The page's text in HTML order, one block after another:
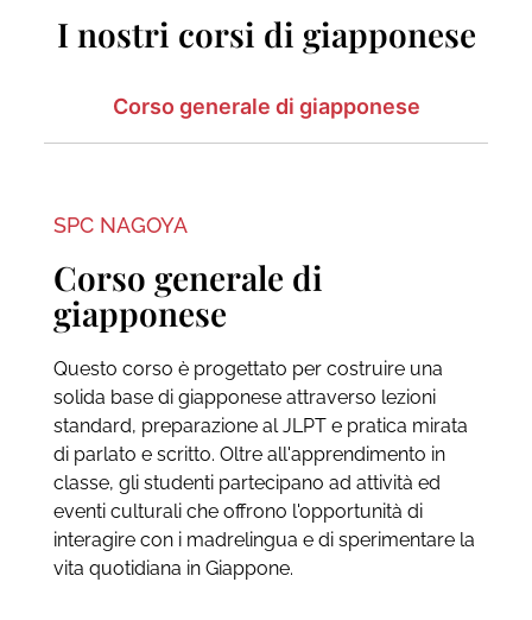
I nostri corsi di giapponese
Corso generale di giapponese
SPC NAGOYA
Corso generale di
giapponese
Questo corso è progettato per costruire una
solida base di giapponese attraverso lezioni
standard, preparazione al JLPT e pratica mirata
di parlato e scritto. Oltre all'apprendimento in
classe, gli studenti partecipano ad attività ed
eventi culturali che offrono l'opportunità di
interagire con i madrelingua e di sperimentare la
vita quotidiana in Giappone.